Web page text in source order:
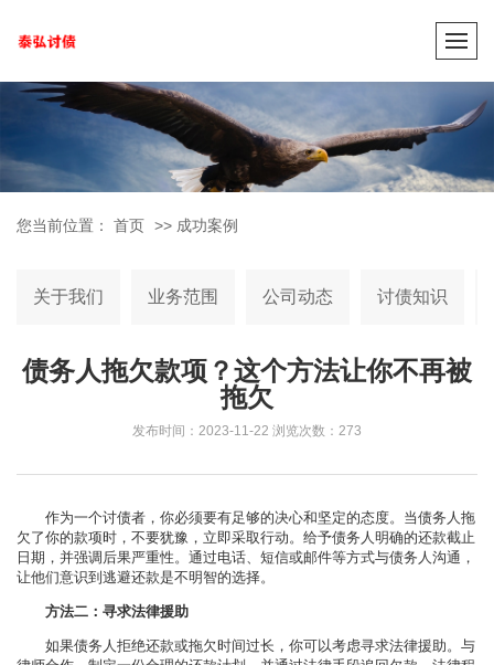
您当前位置： 首页 >> 成功案例
关于我们 业务范围 公司动态 讨债知识
债务人拖欠款项？这个方法让你不再被
拖欠
发布时间：2023-11-22 浏览次数：273
作为一个讨债者，你必须要有足够的决心和坚定的态度。当债务人拖
欠了你的款项时，不要犹豫，立即采取行动。给予债务人明确的还款截止
日期，并强调后果严重性。通过电话、短信或邮件等方式与债务人沟通，
让他们意识到逃避还款是不明智的选择。
方法二：寻求法律援助
如果债务人拒绝还款或拖欠时间过长，你可以考虑寻求法律援助。与